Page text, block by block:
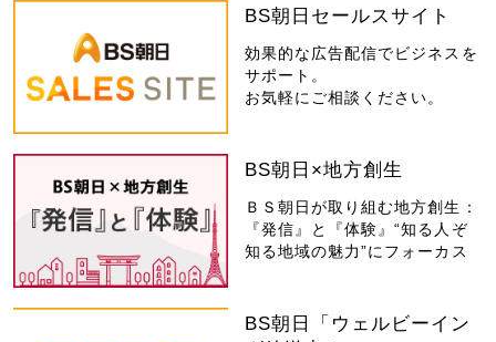
BS朝日セールスサイト
効果的な広告配信でビジネスを
サポート。
お気軽にご相談ください。
BS朝日×地方創生
ＢＳ朝日が取り組む地方創生：
『発信』と『体験』“知る人ぞ
知る地域の魅力”にフォーカス
BS朝日「ウェルビーイン